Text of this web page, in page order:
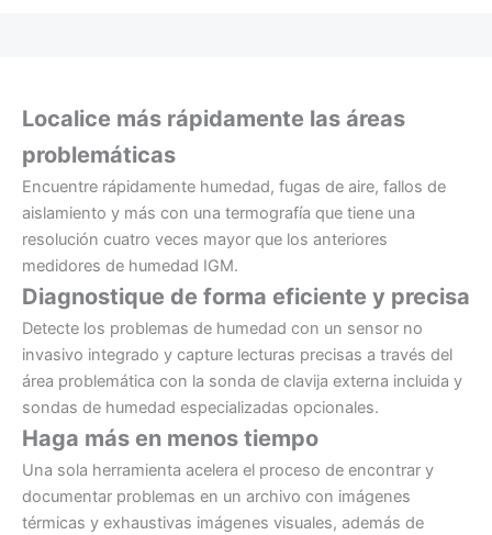
Localice más rápidamente las áreas
problemáticas
Encuentre rápidamente humedad, fugas de aire, fallos de
aislamiento y más con una termografía que tiene una
resolución cuatro veces mayor que los anteriores
medidores de humedad IGM.
Diagnostique de forma eficiente y precisa
Detecte los problemas de humedad con un sensor no
invasivo integrado y capture lecturas precisas a través del
área problemática con la sonda de clavija externa incluida y
sondas de humedad especializadas opcionales.
Haga más en menos tiempo
Una sola herramienta acelera el proceso de encontrar y
documentar problemas en un archivo con imágenes
térmicas y exhaustivas imágenes visuales, además de